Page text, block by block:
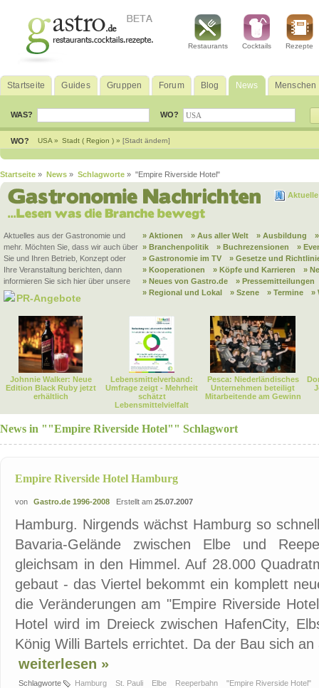
Restaurants Cocktails Rezepte
Startseite Guides Gruppen Forum Blog News Menschen
WAS? WO?
WO? USA » Stadt ( Region ) » [Stadt ändern]
Startseite » News » Schlagworte » "Empire Riverside Hotel"
Aktuelles aus der Gastronomie und
mehr. Möchten Sie, dass wir auch über
Sie und Ihren Betrieb, Konzept oder
Ihre Veranstaltung berichten, dann
informieren Sie sich hier über unsere
PR-Angebote
» Aktionen » Aus aller Welt » Ausbildung
» Branchenpolitik
» Buchrezensionen
»
» Gastronomie im TV
» Gesetze und
» Kooperationen
» Köpfe und Karrieren
»
» Neues von Gastro.de
» Pressemitteilungen
» Regional und Lokal
» Szene » Termine »
Johnnie Walker: Neue
Edition Black Ruby jetzt
erhältlich
Lebensmittelverband:
Umfrage zeigt - Mehrheit
schätzt
Lebensmittelvielfalt
Pesca: Niederländisches
Unternehmen beteiligt
Mitarbeitende am Gewinn
News in ""Empire Riverside Hotel"" Schlagwort
Empire Riverside Hotel Hamburg
von Gastro.de 1996-2008 Erstellt am 25.07.2007
Hamburg. Nirgends wächst Hamburg so
Bavaria-Gelände zwischen Elbe und
gleichsam in den Himmel. Auf 28.000
gebaut - das Viertel bekommt ein komplett
die Veränderungen am "Empire Riverside
Hotel wird im Dreieck zwischen HafenCity,
König Willi Bartels errichtet. Da der Bau sich
weiterlesen »
Schlagworte Hamburg St. Pauli Elbe Reeperbahn
"Empire Riverside Hotel"